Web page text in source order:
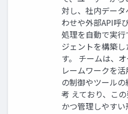
対し、社内デー
わせや外部API呼
処理を自動で実
ジェントを構築
す。 チームは、
レームワークを
の制御やツール
考 えており、こ
かつ管理しやす